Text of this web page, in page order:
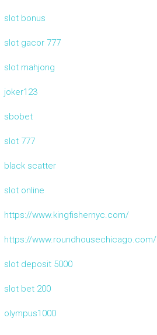
slot bonus
slot gacor 777
slot mahjong
joker123
sbobet
slot 777
black scatter
slot online
https://www.kingfishernyc.com/
https://www.roundhousechicago.com/
slot deposit 5000
slot bet 200
olympus1000